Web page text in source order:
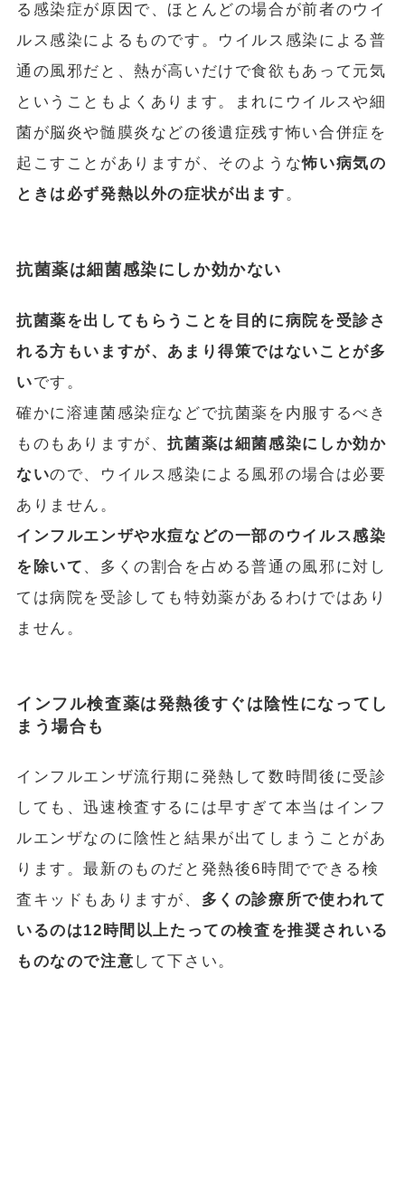
る感染症が原因で、ほとんどの場合が前者のウイ
ルス感染によるものです。ウイルス感染による普
通の風邪だと、熱が高いだけで食欲もあって元気
ということもよくあります。まれにウイルスや細
菌が脳炎や髄膜炎などの後遺症残す怖い合併症を
起こすことがありますが、そのような怖い病気の
ときは必ず発熱以外の症状が出ます。
抗菌薬は細菌感染にしか効かない
抗菌薬を出してもらうことを目的に病院を受診さ
れる方もいますが、あまり得策ではないことが多
いです。
確かに溶連菌感染症などで抗菌薬を内服するべき
ものもありますが、抗菌薬は細菌感染にしか効か
ないので、ウイルス感染による風邪の場合は必要
ありません。
インフルエンザや水痘などの一部のウイルス感染
を除いて 、多くの割合を占める普通の風邪に対し
ては病院を受診しても特効薬があるわけではあり
ません。
インフル検査薬は発熱後すぐは陰性になってし
まう場合も
インフルエンザ流行期に発熱して数時間後に受診
しても、迅速検査するには早すぎて本当はインフ
ルエンザなのに陰性と結果が出てしまうことがあ
ります。最新のものだと発熱後6時間でできる検
査キッドもありますが、 多くの診療所で使われて
いるのは12時間以上たっての検査を推奨されいる
ものなので注意 して下さい。